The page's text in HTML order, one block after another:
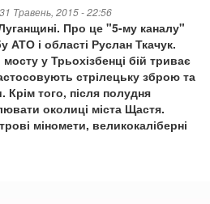
31 Травень, 2015 - 22:56
Про це "5-му каналу"
АТО і області Руслан Ткачук.
у Трьохізбенці бій триває
стрілецьку зброю та
Крім того, після полудня
околиці міста Щастя.
міномети, великокаліберні